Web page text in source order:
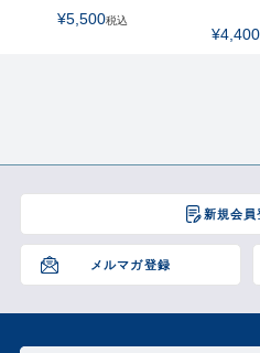
¥5,500税込
¥4,400
新規会員
メルマガ登録